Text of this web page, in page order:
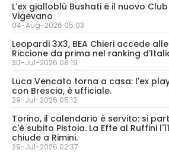
L’ex gialloblù Bushati è il nuovo
Vigevano
04-Aug-2026 05:03
Leopardi 3X3, BEA Chieri accede
Riccione da prima nel ranking
30-Jul-2026 08:19
Luca Vencato torna a casa: l'ex
con Brescia, è ufficiale.
29-Jul-2026 05:12
Torino, il calendario è servito: si
c'è subito Pistoia. La Effe al Ruffini
chiude a Rimini.
29-Jul-2026 02:37